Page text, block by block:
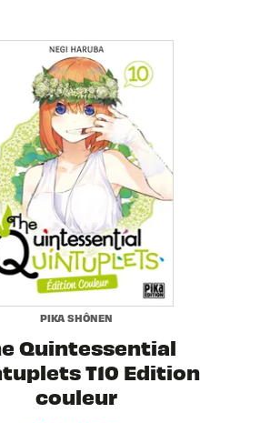
PIKA SHÔNEN
Quintessential
T10 Edition
couleur